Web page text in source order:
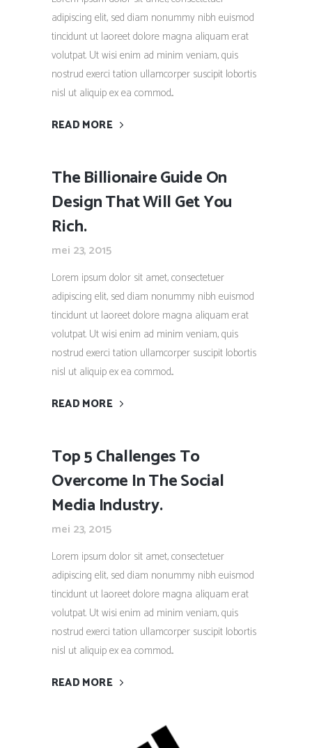
adipiscing elit, sed diam nonummy nibh euismod
tincidunt ut laoreet dolore magna aliquam erat
volutpat. Ut wisi enim ad minim veniam, quis
nostrud exerci tation ullamcorper suscipit lobortis
nisl ut aliquip ex ea commod...
READ MORE
The Billionaire Guide On
Design That Will Get You
Rich.
mei 23, 2015
Lorem ipsum dolor sit amet, consectetuer
adipiscing elit, sed diam nonummy nibh euismod
tincidunt ut laoreet dolore magna aliquam erat
volutpat. Ut wisi enim ad minim veniam, quis
nostrud exerci tation ullamcorper suscipit lobortis
nisl ut aliquip ex ea commod...
READ MORE
Top 5 Challenges To
Overcome In The Social
Media Industry.
mei 23, 2015
Lorem ipsum dolor sit amet, consectetuer
adipiscing elit, sed diam nonummy nibh euismod
tincidunt ut laoreet dolore magna aliquam erat
volutpat. Ut wisi enim ad minim veniam, quis
nostrud exerci tation ullamcorper suscipit lobortis
nisl ut aliquip ex ea commod...
READ MORE